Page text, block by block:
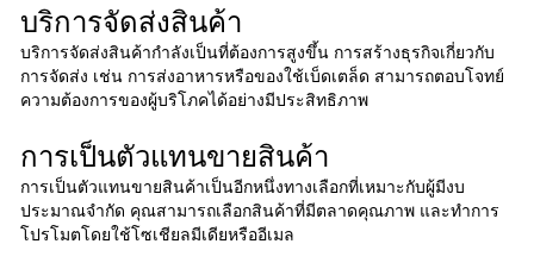
บริการจัดส่งสินค้า
บริการจัดส่งสินค้ากำลังเป็นที่ต้องการสูงขึ้น การสร้างธุรกิจเกี่ยวกับ
การจัดส่ง เช่น การส่งอาหารหรือของใช้เบ็ดเตล็ด สามารถตอบโจทย์
ความต้องการของผู้บริโภคได้อย่างมีประสิทธิภาพ
การเป็นตัวแทนขายสินค้า
การเป็นตัวแทนขายสินค้าเป็นอีกหนึ่งทางเลือกที่เหมาะกับผู้มีงบ
ประมาณจำกัด คุณสามารถเลือกสินค้าที่มีตลาดคุณภาพ และทำการ
โปรโมตโดยใช้โซเชียลมีเดียหรืออีเมล